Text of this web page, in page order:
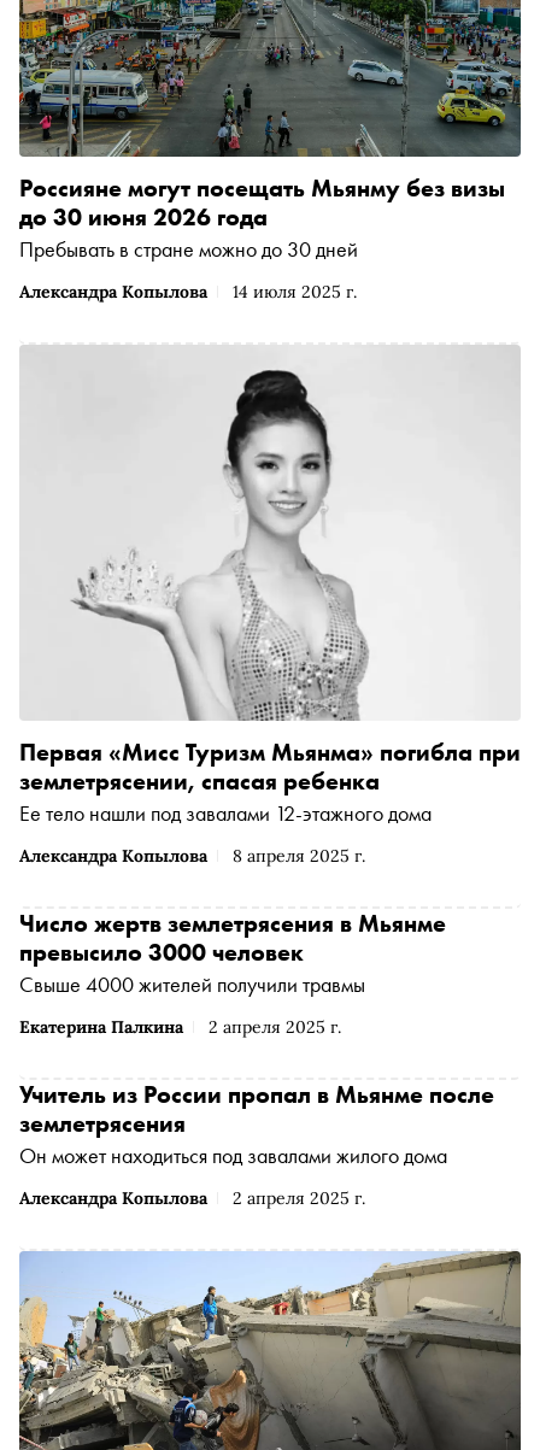
Александра Копылова 14 июля 2025 г.
Россияне могут посещать Мьянму без визы
до 30 июня 2026 года
Пребывать в стране можно до 30 дней
Александра Копылова 8 апреля 2025 г.
Первая «Мисс Туризм Мьянма» погибла при
землетрясении, спасая ребенка
Ее тело нашли под завалами 12-этажного дома
Екатерина Палкина 2 апреля 2025 г.
Число жертв землетрясения в Мьянме
превысило 3000 человек
Свыше 4000 жителей получили травмы
Александра Копылова 2 апреля 2025 г.
Учитель из России пропал в Мьянме после
землетрясения
Он может находиться под завалами жилого дома